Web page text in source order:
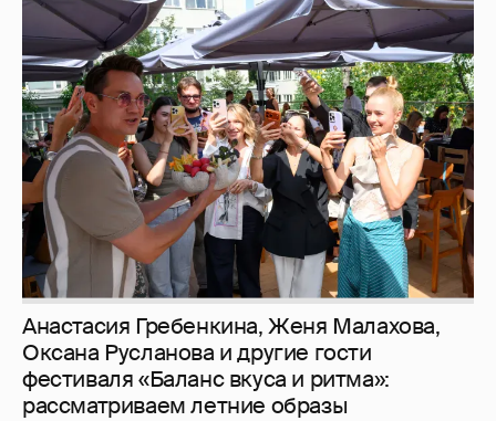
Анастасия Гребенкина, Женя Малахова,
Оксана Русланова и другие гости
фестиваля «Баланс вкуса и ритма»:
рассматриваем летние образы